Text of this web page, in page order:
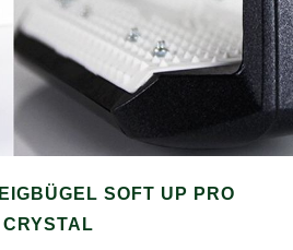
SOFT UP PRO
CRYSTAL